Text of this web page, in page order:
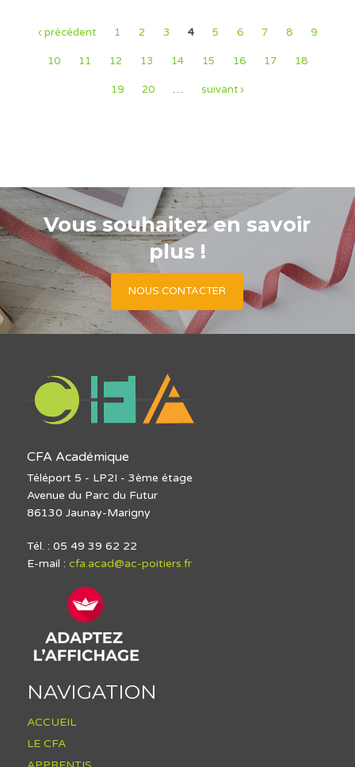
‹ précédent 1 2 3 4 5 6 7 8 9
10 11 12 13 14 15 16 17 18
19 20 … suivant ›
Vous souhaitez en savoir
plus !
NOUS CONTACTER
CFA Académique
Téléport 5 - LP2I - 3ème étage
Avenue du Parc du Futur
86130 Jaunay-Marigny
Tél. : 05 49 39 62 22
E-mail : cfa.acad@ac-poitiers.fr
NAVIGATION
ACCUEIL
LE CFA